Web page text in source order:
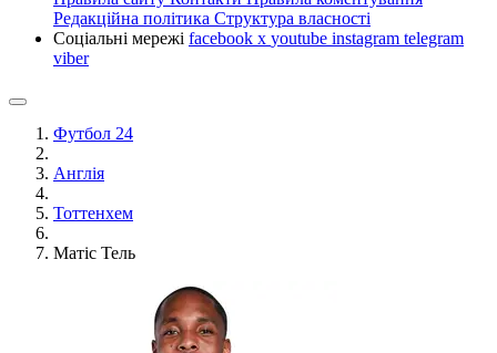
Редакційна політика Структура власності
Соціальні мережі facebook x youtube instagram telegram
viber
Футбол 24
Англія
Тоттенхем
Матіс Тель